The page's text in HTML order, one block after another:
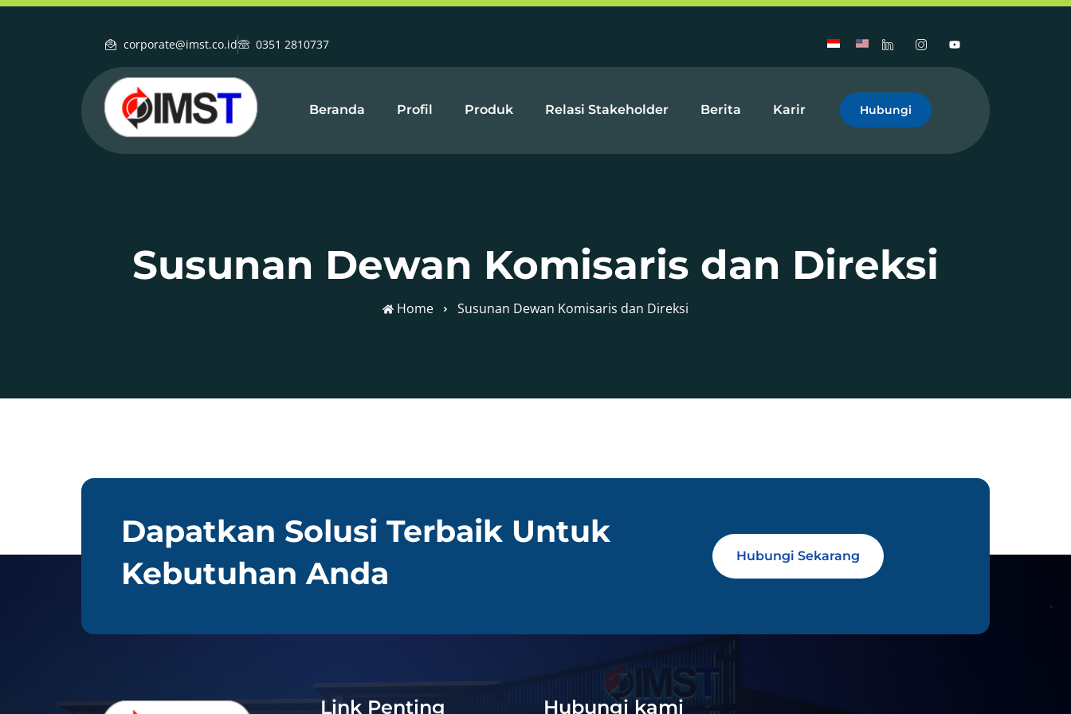
corporate@imst.co.id 0351 2810737
Beranda Profil Produk Relasi Stakeholder Berita Karir Hubungi
Susunan Dewan Komisaris dan Direksi
Home Susunan Dewan Komisaris dan Direksi
Dapatkan Solusi Terbaik Untuk
Kebutuhan Anda
Hubungi Sekarang
Link Penting Hubungi kami